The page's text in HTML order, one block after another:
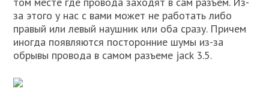
за этого у нас с вами может не работать либо
правый или левый наушник или оба сразу. Причем
иногда появляются посторонние шумы из-за
обрывы провода в самом разъеме jack 3.5.